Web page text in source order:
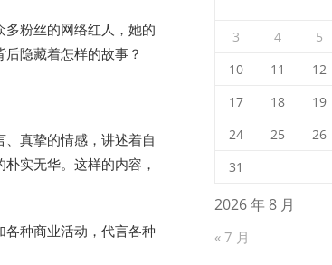
粉丝的网络红人，她的
隐藏着怎样的故事？
真挚的情感，讲述着自
实无华。这样的内容，
种商业活动，代言各种
2026 年 8 月
3
4 5
10
11 12
17
18 19
24
25 26
31
« 7 月